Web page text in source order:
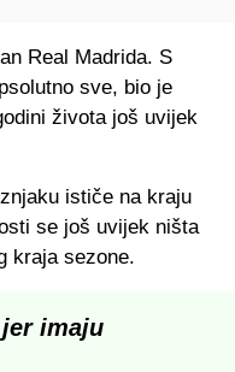
Real Madrida. S
sve, bio je
života još uvijek
ističe na kraju
se još uvijek ništa
kraja sezone.
jer imaju